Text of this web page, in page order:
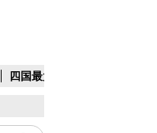
四国最大スリコ